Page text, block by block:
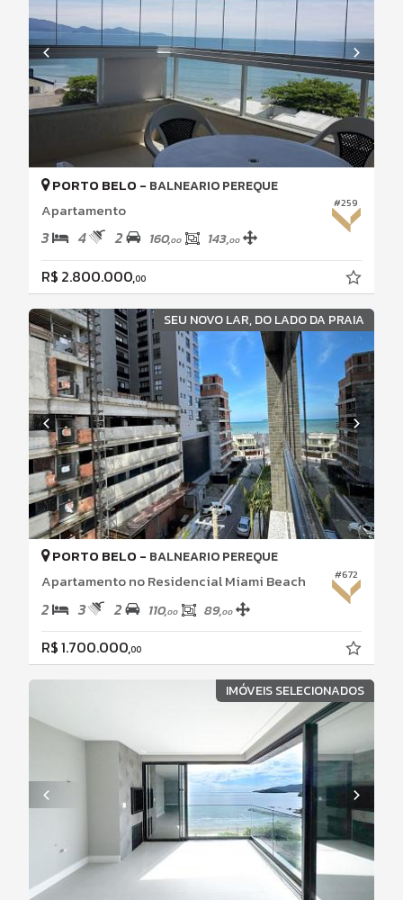
#259
PORTO BELO - BALNEARIO PEREQUE
Apartamento
3 4 2 160,00 143,00
R$ 2.800.000,00
SEU NOVO LAR, DO LADO DA PRAIA
#672
PORTO BELO - BALNEARIO PEREQUE
Apartamento no Residencial Miami Beach
2 3 2 110,00 89,00
R$ 1.700.000,00
IMÓVEIS SELECIONADOS